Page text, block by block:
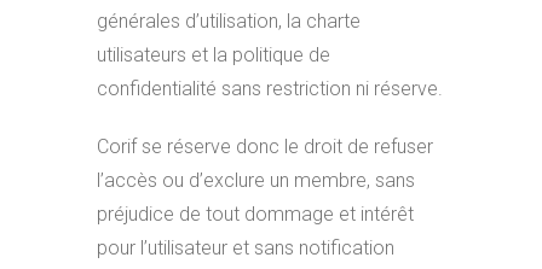
générales d’utilisation, la charte
utilisateurs et la politique de
confidentialité sans restriction ni réserve.
Corif se réserve donc le droit de refuser
l’accès ou d’exclure un membre, sans
préjudice de tout dommage et intérêt
pour l’utilisateur et sans notification